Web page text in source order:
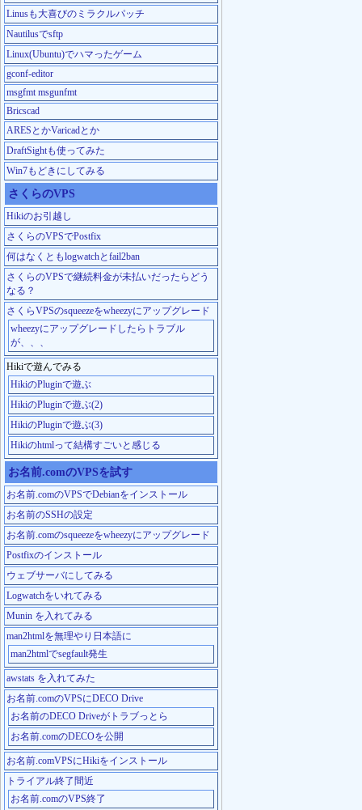
Linusも大喜びのミラクルパッチ
Nautilusでsftp
Linux(Ubuntu)でハマったゲーム
gconf-editor
msgfmt msgunfmt
Bricscad
ARESとかVaricadとか
DraftSightも使ってみた
Win7もどきにしてみる
さくらのVPS
Hikiのお引越し
さくらのVPSでPostfix
何はなくともlogwatchとfail2ban
さくらのVPSで継続料金が未払いだったらどう
なる？
さくらVPSのsqueezeをwheezyにアップグレード
wheezyにアップグレードしたらトラブル
が、、、
Hikiで遊んでみる
HikiのPluginで遊ぶ
HikiのPluginで遊ぶ(2)
HikiのPluginで遊ぶ(3)
Hikiのhtmlって結構すごいと感じる
お名前.comのVPSを試す
お名前.comのVPSでDebianをインストール
お名前のSSHの設定
お名前.comのsqueezeをwheezyにアップグレード
Postfixのインストール
ウェブサーバにしてみる
Logwatchをいれてみる
Munin を入れてみる
man2htmlを無理やり日本語に
man2htmlでsegfault発生
awstats を入れてみた
お名前.comのVPSにDECO Drive
お名前のDECO Driveがトラブっとら
お名前.comのDECOを公開
お名前.comVPSにHikiをインストール
トライアル終了間近
お名前.comのVPS終了